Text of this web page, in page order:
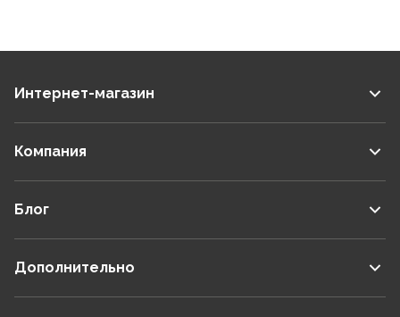
Интернет-магазин
Компания
Блог
Дополнительно